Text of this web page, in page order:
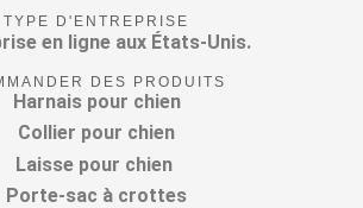
TYPE D'ENTREPRISE
en ligne aux États-Unis.
DES PRODUITS
Harnais pour chien
Collier pour chien
Laisse pour chien
Porte-sac à crottes